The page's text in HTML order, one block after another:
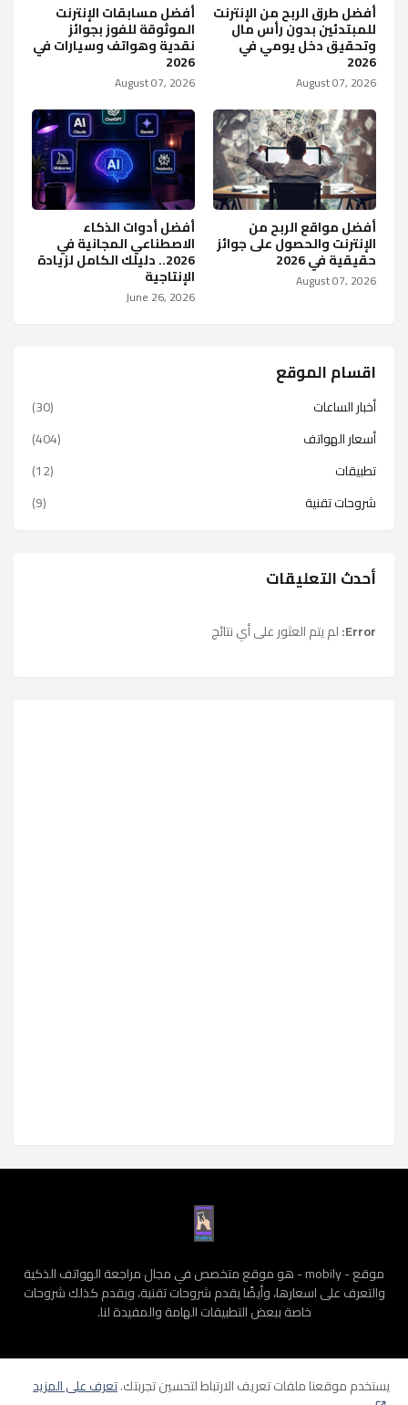
أفضل طرق الربح من الإنترنت
للمبتدئين بدون رأس مال
وتحقيق دخل يومي في
2026
August 07, 2026
أفضل مسابقات الإنترنت
الموثوقة للفوز بجوائز
نقدية وهواتف وسيارات في
2026
August 07, 2026
أفضل مواقع الربح من
الإنترنت والحصول على جوائز
حقيقية في 2026
August 07, 2026
أفضل أدوات الذكاء
الاصطناعي المجانية في
2026.. دليلك الكامل لزيادة
الإنتاجية
June 26, 2026
اقسام الموقع
أخبار الساعات
(30)
أسعار الهواتف
(404)
تطبيقات
(12)
شروحات تقنية
(9)
أحدث التعليقات
Error: لم يتم العثور على أي نتائج
موقع - mobily - هو موقع متخصص في مجال مراجعة الهواتف الذكية
والتعرف على اسعارها، وأيضًا يقدم شروحات تقنية، ويقدم كذلك شروحات
خاصة ببعض التطبيقات الهامة والمفيدة لنا.
الرئيسية سياسة الخصوصية الشروط و الأحكام
من نحن
يستخدم موقعنا ملفات تعريف الارتباط لتحسين تجربتك.تعرف على المزيد